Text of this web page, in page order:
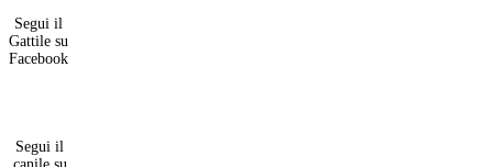
Segui il
Gattile su
Facebook
Segui il